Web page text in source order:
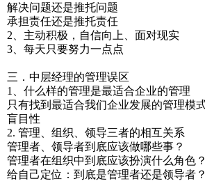
解决问题还是推托问题
承担责任还是推托责任
2、主动积极，自信向上、面对现实
3、每天只要努力一点点
三．中层经理的管理误区
1、什么样的管理是最适合企业的管理
只有找到最适合我们企业发展的管理模
盲目性
2. 管理、组织、领导三者的相互关系
管理者、领导者到底应该做哪些事？
管理者在组织中到底应该扮演什么角色？
给自己定位：到底是管理者还是领导者？